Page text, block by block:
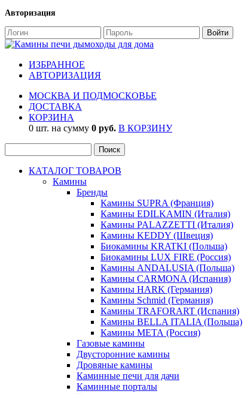
Авторизация
ИЗБРАННОЕ
АВТОРИЗАЦИЯ
МОСКВА И ПОДМОСКОВЬЕ
ДОСТАВКА
КОРЗИНА
0 шт. на сумму 0 руб. В КОРЗИНУ
КАТАЛОГ ТОВАРОВ
Камины
Бренды
Камины SUPRA (Франция)
Камины EDILKAMIN (Италия)
Камины PALAZZETTI (Италия)
Камины KEDDY (Швеция)
Биокамины KRATKI (Польша)
Биокамины LUX FIRE (Россия)
Камины ANDALUSIA (Польша)
Камины CARMONA (Испания)
Камины HARK (Германия)
Камины Schmid (Германия)
Камины TRAFORART (Испания)
Камины BELLA ITALIA (Польша)
Камины МЕТА (Россия)
Газовые камины
Двусторонние камины
Дровяные камины
Каминные печи для дачи
Каминные порталы